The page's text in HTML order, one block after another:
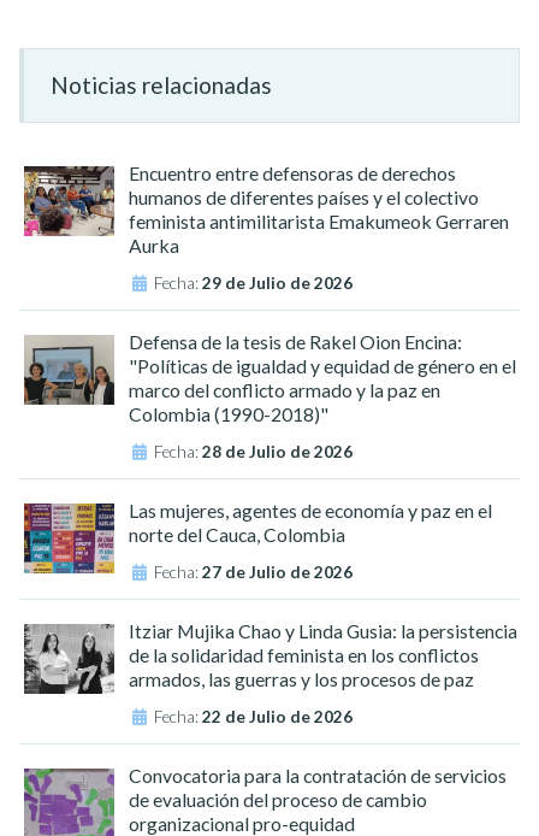
Noticias relacionadas
Encuentro entre defensoras de derechos
humanos de diferentes países y el colectivo
feminista antimilitarista Emakumeok Gerraren
Aurka
Fecha:29 de Julio de 2026
Defensa de la tesis de Rakel Oion Encina:
"Políticas de igualdad y equidad de género en el
marco del conflicto armado y la paz en
Colombia (1990-2018)"
Fecha:28 de Julio de 2026
Las mujeres, agentes de economía y paz en el
norte del Cauca, Colombia
Fecha:27 de Julio de 2026
Itziar Mujika Chao y Linda Gusia: la persistencia
de la solidaridad feminista en los conflictos
armados, las guerras y los procesos de paz
Fecha:22 de Julio de 2026
Convocatoria para la contratación de servicios
de evaluación del proceso de cambio
organizacional pro-equidad